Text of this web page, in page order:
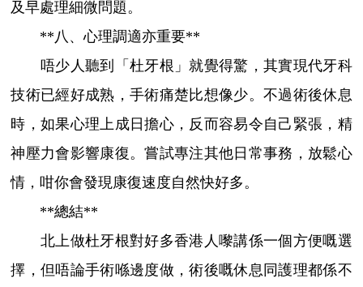
及早處理細微問題。
**八、心理調適亦重要**
唔少人聽到「杜牙根」就覺得驚，其實現代牙科
技術已經好成熟，手術痛楚比想像少。不過術後休息
時，如果心理上成日擔心，反而容易令自己緊張，精
神壓力會影響康復。嘗試專注其他日常事務，放鬆心
情，咁你會發現康復速度自然快好多。
**總結**
北上做杜牙根對好多香港人嚟講係一個方便嘅選
擇，但唔論手術喺邊度做，術後嘅休息同護理都係不